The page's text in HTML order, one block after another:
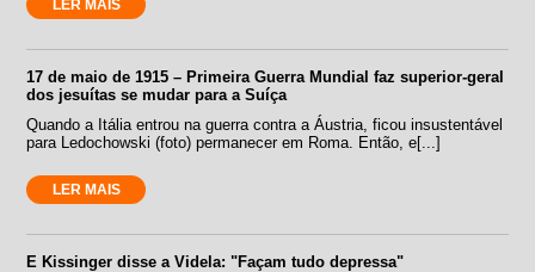
LER MAIS
17 de maio de 1915 – Primeira Guerra Mundial faz superior-geral
dos jesuítas se mudar para a Suíça
Quando a Itália entrou na guerra contra a Áustria, ficou insustentável
para Ledochowski (foto) permanecer em Roma. Então, e[...]
LER MAIS
E Kissinger disse a Videla: "Façam tudo depressa"